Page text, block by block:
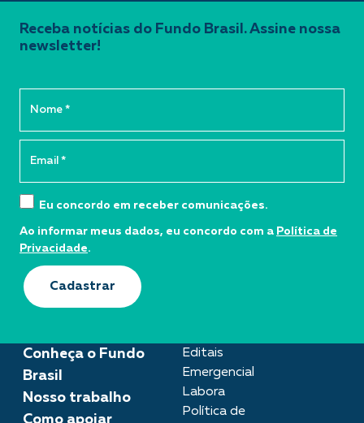
Conheça o Fundo
Brasil
Nosso trabalho
Como apoiar
Editais
Emergencial
Labora
Política de
Receba notícias do Fundo Brasil. Assine nossa
newsletter!
Eu concordo em receber comunicações.
Ao informar meus dados, eu concordo com a Política de
Privacidade.
Cadastrar